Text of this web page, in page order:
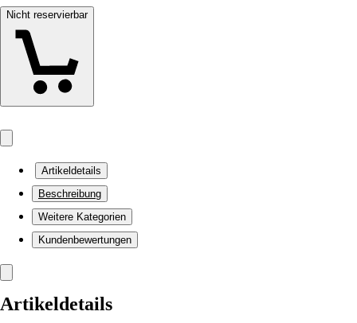
Nicht reservierbar
Artikeldetails
Beschreibung
Weitere Kategorien
Kundenbewertungen
Artikeldetails